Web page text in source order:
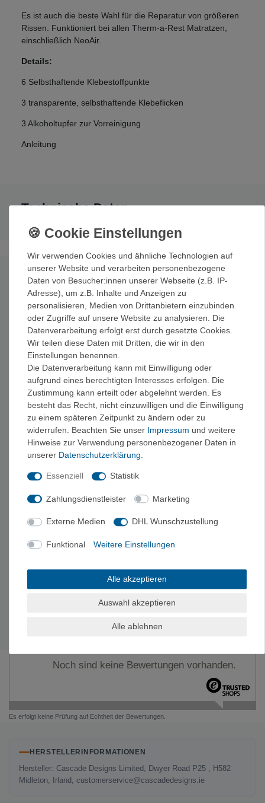
Es ist auch die beste Wahl für die Reparatur von größeren
Rissen. Funktioniert bei allen Therm-a-Rest Matratzen,
einschließlich NeoAir.
Details:
6 Selbsthaftende Klebestoffpunkte
3 transparente, selbsthaftende Klebeflicken
3 Alkoholtupfer zur Vorreinigung
Anleitung
Technische Daten
Produktvideo
Noch sind keine Bewertungen vorhanden.
Es erfolgt keine Prüfung auf Echtheit der Bewertungen.
HERSTELLERINFORMATIONEN
Hersteller: Cascade Designs Limited, Dwyer Road P25 , H582
Midleton, Irland, customerservice@cascadedesigns.ie
Wir verwenden Cookies und ähnliche Technologien auf
unserer Website und verarbeiten personenbezogene
Daten von Besucher:innen unserer Webseite (z.B. IP-
Adresse), um z.B. Inhalte und Anzeigen zu
personalisieren, Medien von Drittanbietern einzubinden
oder Zugriffe auf unsere Website zu analysieren. Die
Datenverarbeitung erfolgt erst durch gesetzte Cookies.
Wir teilen diese Daten mit Dritten, die wir in den
Einstellungen benennen.
Die Datenverarbeitung kann mit Einwilligung oder
aufgrund eines berechtigten Interesses erfolgen. Die
Zustimmung kann erteilt oder abgelehnt werden. Es
besteht das Recht, nicht einzuwilligen und die Einwilligung
zu einem späteren Zeitpunkt zu ändern oder zu
widerrufen. Beachten Sie unser Impressum und weitere
Hinweise zur Verwendung personenbezogener Daten in
unserer Daten­schutz­erklärung.
Essenziell Statistik
Zahlungsdienstleister Marketing
Externe Medien DHL Wunschzustellung
Funktional Weitere Einstellungen
Alle akzeptieren
Auswahl akzeptieren
Alle ablehnen